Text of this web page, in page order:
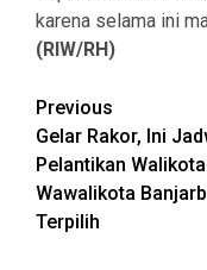
karena selama ini
(RIW/RH)
Continue
Reading
Previous
Gelar Rakor, Ini
Pelantikan
Wawalikota
Terpilih